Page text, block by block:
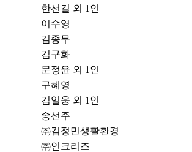
한선길 외 1인
이수영
김종무
김구화
문정윤 외 1인
구혜영
김일웅 외 1인
송선주
㈜김정민생활환경
㈜인크리즈